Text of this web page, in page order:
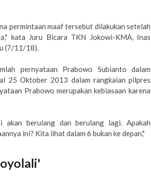
permintaan maaf tersebut dilakukan setelah
kata Juru Bicara TKN Jokowi-KMA, Inas
(7/11/18).
pernyataan Prabowo Subianto dalam
25 Oktober 2013 dalam rangkaian pilpres
Prabowo merupakan kebiasaan karena
akan berulang dan berulang lagi. Apakah
ini? Kita lihat dalam 6 bukan ke depan,"